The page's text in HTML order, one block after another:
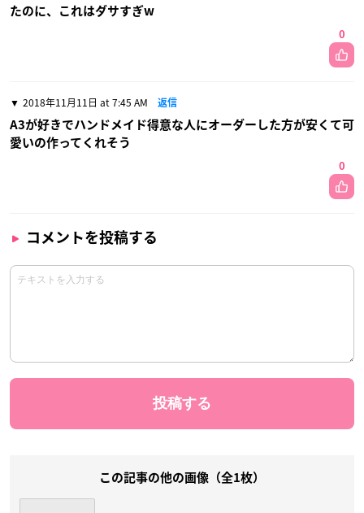
たのに、これはダサすぎw
0
2018年11月11日 at 7:45 AM 返信
A3が好きでハンドメイド得意な人にオーダーした方が安くて可
愛いの作ってくれそう
0
コメントを投稿する
この記事の他の画像（全1枚）